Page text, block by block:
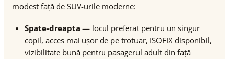
modest față de SUV-urile moderne:
Spate-dreapta — locul preferat pentru un singur
copil, acces mai ușor de pe trotuar, ISOFIX disponibil,
vizibilitate bună pentru pasagerul adult din față